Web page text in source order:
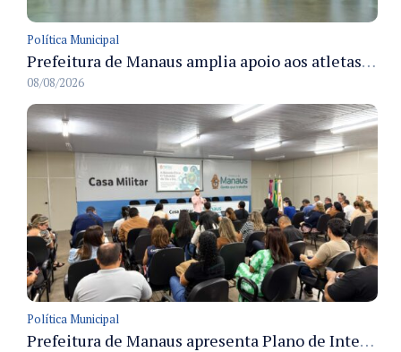
Política Municipal
Prefeitura de Manaus amplia apoio aos atletas de 100 para 150 beneficiados a partir do próximo ano
08/08/2026
Política Municipal
Prefeitura de Manaus apresenta Plano de Integridade da CGM e qualifica servidores para governança e conformidade no biênio 2027-2028